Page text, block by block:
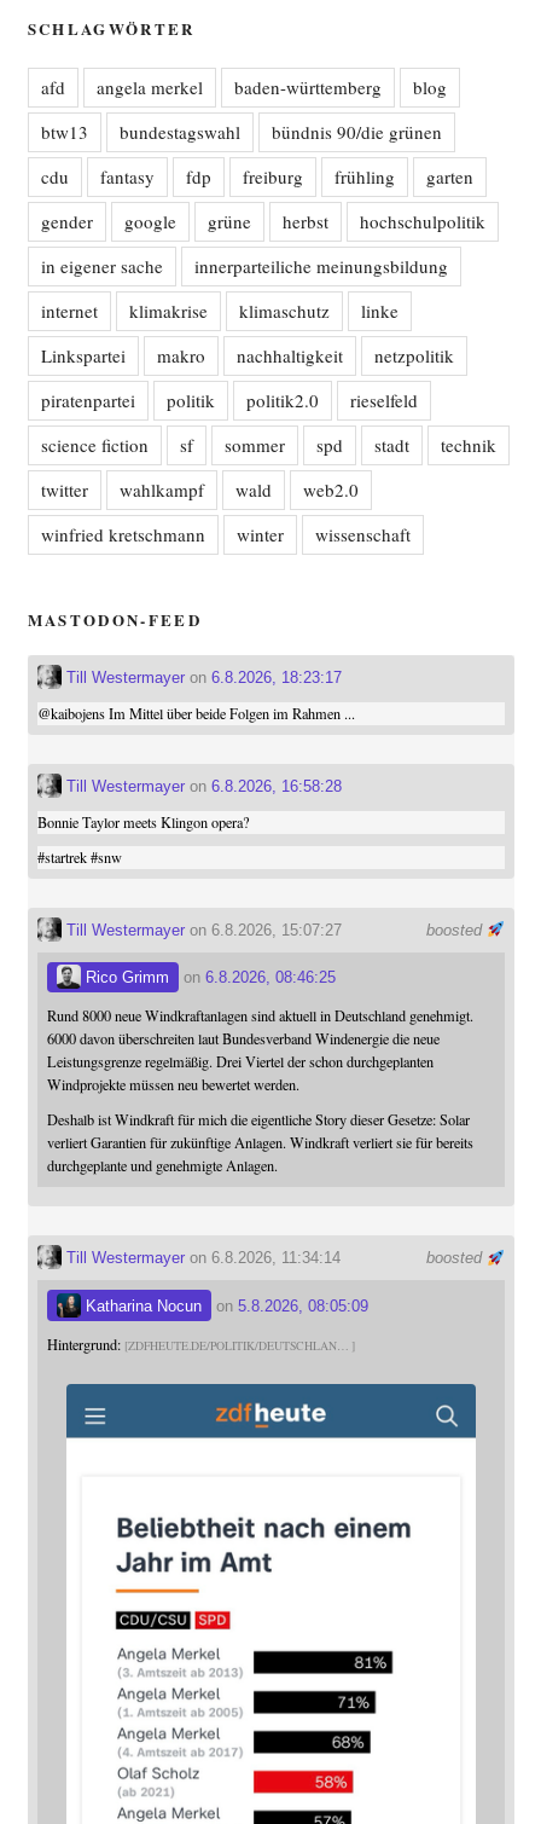
SCHLAGWÖRTER
afd angela merkel baden-württemberg
blog
btw13
bundestagswahl
bündnis 90/die grünen
cdu
fantasy fdp freiburg frühling
garten
gender
google grüne herbst
hochschulpolitik
in eigener sache
innerparteiliche meinungsbildung
internet
klimakrise klimaschutz
linke
Linkspartei
makro nachhaltigkeit
netzpolitik
piratenpartei
politik politik2.0
rieselfeld
science fiction
sf sommer spd stadt
technik
twitter
wahlkampf wald
web2.0
winfried kretschmann
winter wissenschaft
MASTODON-FEED
Till Westermayeron 6.8.2026, 18:23:17
@kaibojensIm Mittel über beide Folgen im Rahmen ...
Till Westermayeron 6.8.2026, 16:58:28
Bonnie Taylor meets Klingon opera?
#startrek #snw
boosted
Till Westermayeron 6.8.2026, 15:07:27
Rico Grimm on 6.8.2026, 08:46:25
Rund 8000 neue Windkraftanlagen sind aktuell in Deutschland genehmigt.
6000 davon überschreiten laut Bundesverband Windenergie die neue
Leistungsgrenze regelmäßig. Drei Viertel der schon durchgeplanten
Windprojekte müssen neu bewertet werden.
Deshalb ist Windkraft für mich die eigentliche Story dieser Gesetze: Solar
verliert Garantien für zukünftige Anlagen. Windkraft verliert sie für bereits
durchgeplante und genehmigte Anlagen.
boosted
Till Westermayeron 6.8.2026, 11:34:14
Katharina Nocun on 5.8.2026, 08:05:09
Hintergrund: ZDFHEUTE.DE/POLITIK/DEUTSCHLAN